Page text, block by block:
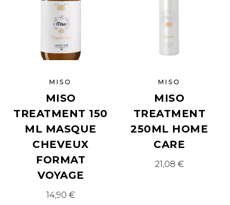
MISO
MISO
TREATMENT 150
ML MASQUE
CHEVEUX
FORMAT
VOYAGE
14,90€
MISO
MISO
TREATMENT
250ML HOME
CARE
21,08 €